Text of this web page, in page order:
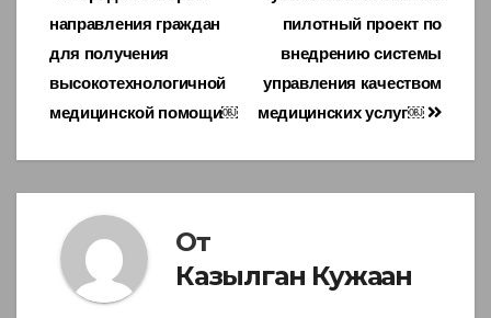
по
записям
пилотный проект по
внедрению системы
управления качеством
медицинских услуг￼
направления граждан
для получения
высокотехнологичной
медицинской помощи￼
От
Казылган Кужаан